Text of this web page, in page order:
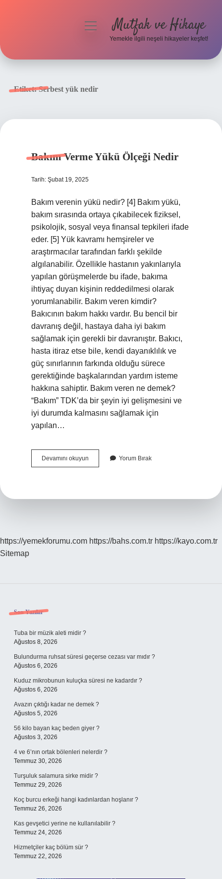
menüyüMutfak ve Hikaye
Yemekle ilgili neşeli hikayeler keşfet!
Etiket:Serbest yük nedir
Bakım Verme Yükü Ölçeği Nedir
Tarih: Şubat 19, 2025
Bakım verenin yükü nedir? [4] Bakım yükü,
bakım sırasında ortaya çıkabilecek fiziksel,
psikolojik, sosyal veya finansal tepkileri ifade
eder. [5] Yük kavramı hemşireler ve
araştırmacılar tarafından farklı şekilde
algılanabilir. Özellikle hastanın yakınlarıyla
yapılan görüşmelerde bu ifade, bakıma
ihtiyaç duyan kişinin reddedilmesi olarak
yorumlanabilir. Bakım veren kimdir?
Bakıcının bakım hakkı vardır. Bu bencil bir
davranış değil, hastaya daha iyi bakım
sağlamak için gerekli bir davranıştır. Bakıcı,
hasta itiraz etse bile, kendi dayanıklılık ve
güç sınırlarının farkında olduğu sürece
gerektiğinde başkalarından yardım isteme
hakkına sahiptir. Bakım veren ne demek?
“Bakım” TDK’da bir şeyin iyi gelişmesini ve
iyi durumda kalmasını sağlamak için
yapılan…
Devamını okuyun
Verme
Yorum Bırak
https://yemekforumu.com https://bahs.com.tr https://kayo.com.tr
Sitemap
Sidebar
Son Yazılar
Tuba bir müzik aleti midir ?
Ağustos 8, 2026
Bulundurma ruhsat süresi geçerse cezası var mıdır ?
Ağustos 6, 2026
Kuduz mikrobunun kuluçka süresi ne kadardır ?
Ağustos 6, 2026
Avazın çıktığı kadar ne demek ?
Ağustos 5, 2026
56 kilo bayan kaç beden giyer ?
Ağustos 3, 2026
4 ve 6’nın ortak bölenleri nelerdir ?
Temmuz 30, 2026
Turşuluk salamura sirke midir ?
Temmuz 29, 2026
Koç burcu erkeği hangi kadınlardan hoşlanır ?
Temmuz 26, 2026
Kas gevşetici yerine ne kullanılabilir ?
Temmuz 24, 2026
Hizmetçiler kaç bölüm sür ?
Temmuz 22, 2026